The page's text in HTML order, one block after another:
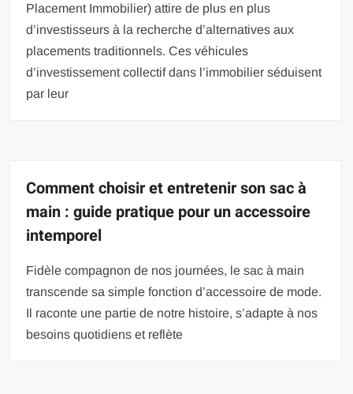
Placement Immobilier) attire de plus en plus
d’investisseurs à la recherche d’alternatives aux
placements traditionnels. Ces véhicules
d’investissement collectif dans l’immobilier séduisent
par leur
Comment choisir et entretenir son sac à
main : guide pratique pour un accessoire
intemporel
Fidèle compagnon de nos journées, le sac à main
transcende sa simple fonction d’accessoire de mode.
Il raconte une partie de notre histoire, s’adapte à nos
besoins quotidiens et reflète